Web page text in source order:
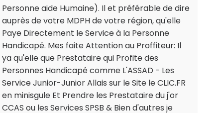
Personne aide Humaine). Il et préférable de dire
auprès de votre MDPH de votre région, qu'elle
Paye Directement le Service à la Personne
Handicapé. Mes faite Attention au Proffiteur: Il
ya qu'elle que Prestataire qui Profite des
Personnes Handicapé comme L'ASSAD - Les
Service Junior-Junior Allais sur le Site le CLIC.FR
en minisgule Et Prendre les Prestataire du j'or
CCAS ou les Services SPSB & Bien d'autres je